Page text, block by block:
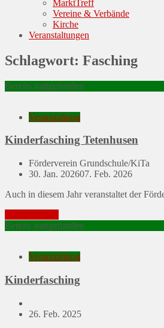
MarktTreff
Vereine & Verbände
Kirche
Veranstaltungen
Schlagwort: Fasching
Bereits stattgefunden
Veranstaltung
Kinderfasching Tetenhusen
Förderverein Grundschule/KiTa
Posted
30. Jan. 202607. Feb. 2026
Auch in diesem Jahr veranstaltet der
Bereits stattgefunden
Veranstaltung
Kinderfasching
Posted
26. Feb. 2025